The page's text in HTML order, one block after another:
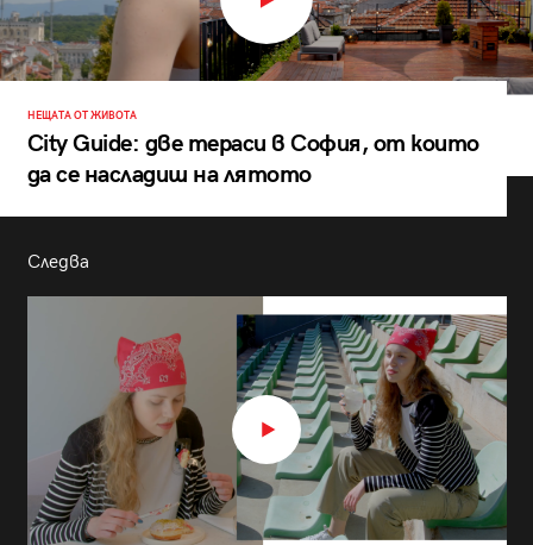
НЕЩАТА ОТ ЖИВОТА
City Guide: две тераси в София, от които
да се насладиш на лятото
Следва